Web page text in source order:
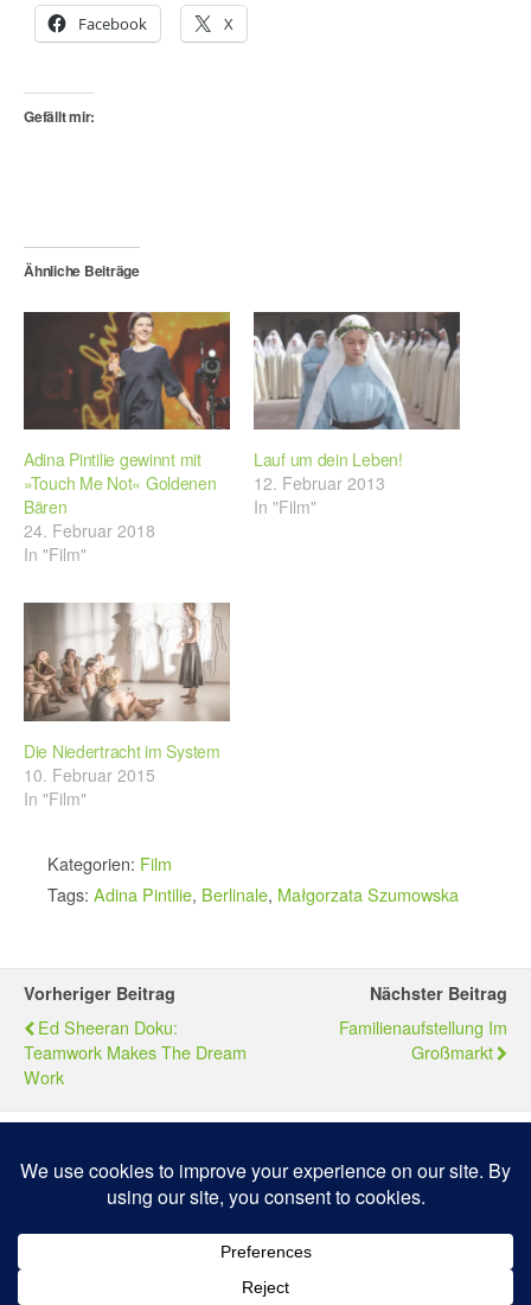
Facebook X
Gefällt mir:
Ähnliche Beiträge
Adina Pintilie gewinnt mit
»Touch Me Not« Goldenen
Bären
24. Februar 2018
In "Film"
Lauf um dein Leben!
12. Februar 2013
In "Film"
Die Niedertracht im System
10. Februar 2015
In "Film"
Kategorien: Film
Tags: Adina Pintilie, Berlinale, Małgorzata Szumowska
Vorheriger Beitrag
Ed Sheeran Doku:
Teamwork Makes The Dream
Work
Nächster Beitrag
Familienaufstellung Im
Großmarkt
Zum Seitenanfang
Mobil Desktop